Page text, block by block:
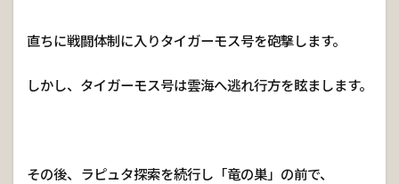
直ちに戦闘体制に入りタイガーモス号を砲撃します。
しかし、タイガーモス号は雲海へ逃れ行方を眩まします。
その後、ラピュタ探索を続行し「竜の巣」の前で、